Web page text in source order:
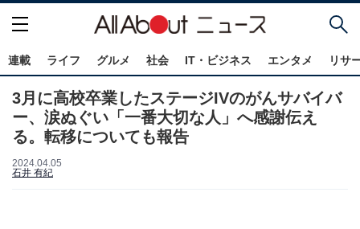
連載 ライフ グルメ 社会 IT・ビジネス エンタメ リサ
3月に高校卒業したステージIVのがんサバイバ
ー、涙ぬぐい「一番大切な人」へ感謝伝え
る。転移についても報告
2024.04.05
石井 有紀